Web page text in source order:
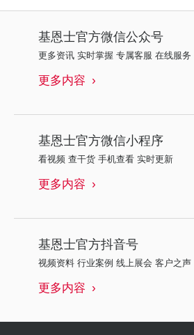
基恩士官方微信公众号
更多资讯 实时掌握 专属客服 在线服务
更多内容
基恩士官方微信小程序
看视频 查干货 手机查看 实时更新
更多内容
基恩士官方抖音号
视频资料 行业案例 线上展会 客户之声
更多内容